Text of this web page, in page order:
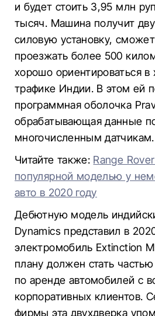
и будет стоить 3,95 млн
тысяч. Машина получит
силовую установку,
проезжать более 500
хорошо ориентироваться в
трафике Индии. В этом ей
программная оболочка
обрабатывающая данные
многочисленным датчикам.
Читайте также: Range
популярной моделью у
авто в 2020 году
Дебютную модель
Dynamics представил в
электромобиль Extinction
плану должен стать
по аренде автомобилей с
корпоративных клиентов.
фирмы эта двухдверка